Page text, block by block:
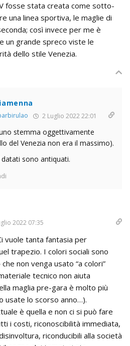
fosse stata creata come sotto-
una linea sportiva, le maglie di
così invece per me è
un grande spreco viste le
dello stile Venezia.
2 Luglio 2022 22:01
stemma oggettivamente
del Venezia non era il massimo).
sono antiquati.
2022 07:35
vuole tanta fantasia per
trapezio. I colori sociali sono
non venga usato “a colori”
tecnico non aiuta
maglia pre-gara è molto più
usate lo scorso anno…).
è quella e non ci si può fare
i costi, riconoscibilità immediata,
riconducibili alla società